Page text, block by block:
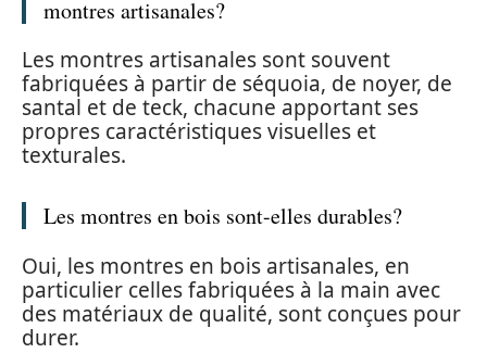
montres artisanales?
Les montres artisanales sont souvent
fabriquées à partir de séquoia, de noyer, de
santal et de teck, chacune apportant ses
propres caractéristiques visuelles et
texturales.
Les montres en bois sont-elles durables?
Oui, les montres en bois artisanales, en
particulier celles fabriquées à la main avec
des matériaux de qualité, sont conçues pour
durer.